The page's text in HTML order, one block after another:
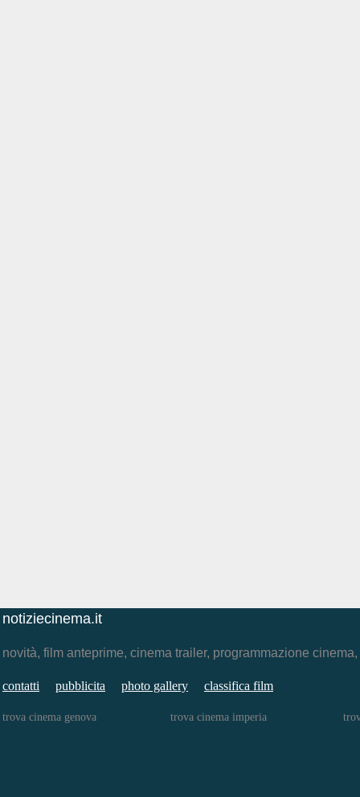
notiziecinema.it
novità, film anteprime, cinema trailer, programmazione
contatti pubblicita photo gallery classifica film
trova cinema genova trova cinema imperia